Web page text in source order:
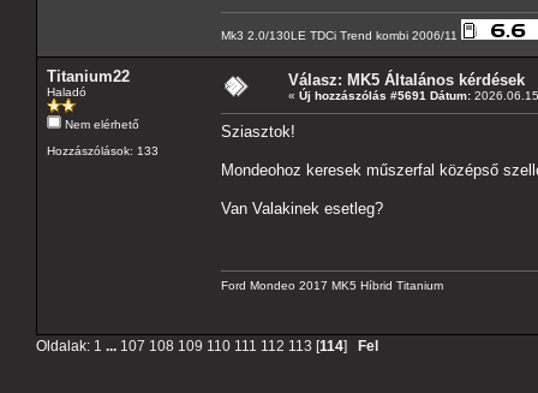
Mk3 2.0/130LE TDCi Trend kombi 2006/11
Titanium22
Haladó
Nem elérhető
Hozzászólások: 133
Válasz: MK5 Általános kérdések
« Új hozzászólás #5691 Dátum:
Sziasztok!
Mondeohoz keresek műszerfal középső
Van Valakinek esetleg?
Ford Mondeo 2017 MK5 Híbrid Titanium
Oldalak: 1 ... 107 108 109 110 111 112 113 [114] Fel